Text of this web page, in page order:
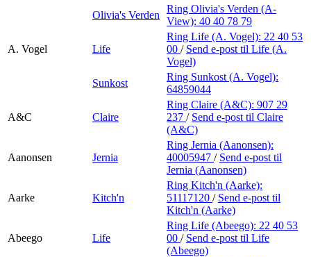
Personal Shopper
Olivia's Verden
Ring Olivia's Verden (A-
View): 40 40 78 79
A. Vogel Life
Ring Life (A. Vogel): 22 40 53
00 / Send e-post til Life (A.
Vogel)
Sunkost
Ring Sunkost (A. Vogel):
64859044
A&C Claire
Ring Claire (A&C): 907 29
237 / Send e-post til Claire
(A&C)
Aanonsen Jernia
Ring Jernia (Aanonsen):
40005947 / Send e-post til
Jernia (Aanonsen)
Aarke Kitch'n
Ring Kitch'n (Aarke):
51117120 / Send e-post til
Kitch'n (Aarke)
Abeego Life
Ring Life (Abeego): 22 40 53
00 / Send e-post til Life
(Abeego)